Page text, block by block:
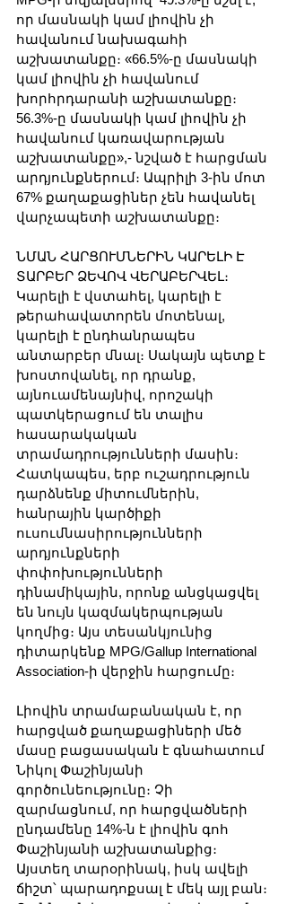
որ մասնակի կամ լիովին չի
հավանում նախագահի
աշխատանքը։ «66.5%-ը մասնակի
կամ լիովին չի հավանում
խորհրդարանի աշխատանքը։
56.3%-ը մասնակի կամ լիովին չի
հավանում կառավարության
աշխատանքը»,- նշված է հարցման
արդյունքներում։ Ապրիլի 3-ին մոտ
67% քաղաքացիներ չեն հավանել
վարչապետի աշխատանքը։
ՆՄԱՆ ՀԱՐՑՈՒՄՆԵՐԻՆ ԿԱՐԵԼԻ Է
ՏԱՐԲԵՐ ՁԵՎՈՎ ՎԵՐԱԲԵՐՎԵԼ։
Կարելի է վստահել, կարելի է
թերահավատորեն մոտենալ,
կարելի է ընդհանրապես
անտարբեր մնալ։ Սակայն պետք է
խոստովանել, որ դրանք,
այնուամենայնիվ, որոշակի
պատկերացում են տալիս
հասարակական
տրամադրությունների մասին։
Հատկապես, երբ ուշադրություն
դարձնենք միտումներին,
հանրային կարծիքի
ուսումնասիրությունների
արդյունքների
փոփոխությունների
դինամիկային, որոնք անցկացվել
են նույն կազմակերպության
կողմից։ Այս տեսանկյունից
դիտարկենք MPG/Gallup International
Association-ի վերջին հարցումը։
Լիովին տրամաբանական է, որ
հարցված քաղաքացիների մեծ
մասը բացասական է գնահատում
Նիկոլ Փաշինյանի
գործունեությունը։ Չի
զարմացնում, որ հարցվածների
ընդամենը 14%-ն է լիովին գոհ
Փաշինյանի աշխատանքից։
Այստեղ տարօրինակ, իսկ ավելի
ճիշտ՝ պարադոքսալ է մեկ այլ բան։